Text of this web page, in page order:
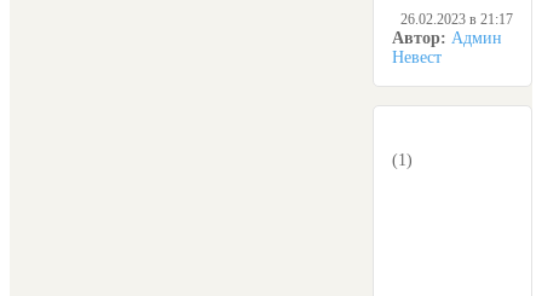
26.02.2023 в 21:17
Автор: Админ
Невест
(1)